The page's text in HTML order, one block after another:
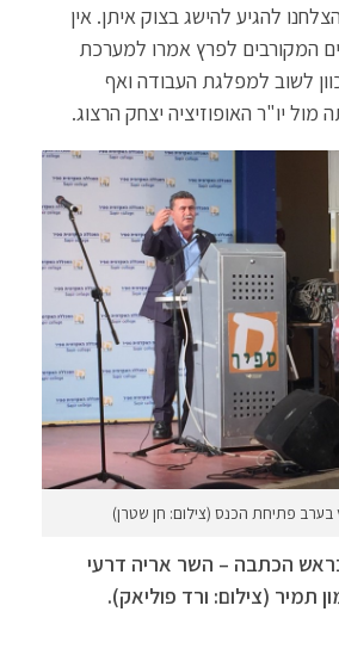
להגיע להישג בצוק איתן. אין
המקורבים לפרץ אמרו למערכת
לשוב למפלגת העבודה ואף
יו"ר האופוזיציה יצחק הרצוג.
בערב פתיחת הכנס (צילום: חן שטרן)
הכתבה – השר אריה דרעי
תמיר (צילום: ורד פוליאק).